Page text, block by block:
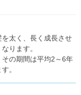
太く、長く成長させ
ります。
の期間は平均2～6年
。